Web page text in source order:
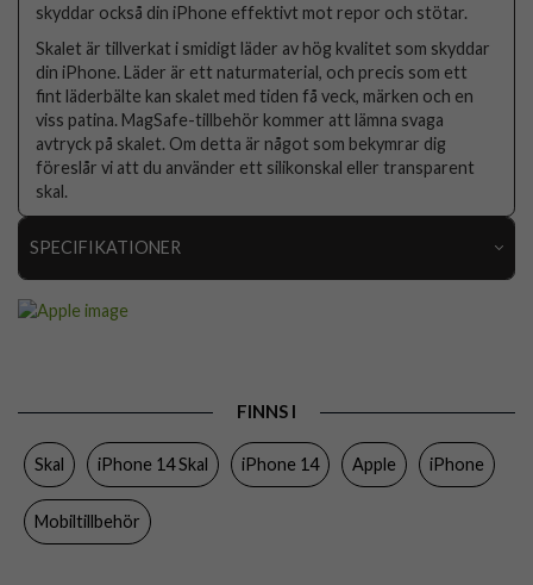
skyddar också din iPhone effektivt mot repor och stötar.
Skalet är tillverkat i smidigt läder av hög kvalitet som skyddar
din iPhone. Läder är ett naturmaterial, och precis som ett
fint läderbälte kan skalet med tiden få veck, märken och en
viss patina. MagSafe-tillbehör kommer att lämna svaga
avtryck på skalet. Om detta är något som bekymrar dig
föreslår vi att du använder ett silikonskal eller transparent
skal.
SPECIFIKATIONER
Färg Svart
Varumärke
FINNS I
Skal iPhone 14 Skal iPhone 14 Apple iPhone
Mobiltillbehör